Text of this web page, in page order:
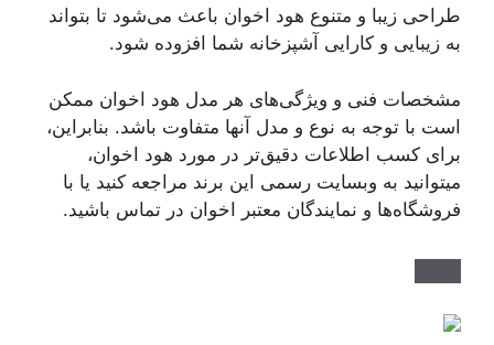
طراحی زیبا و متنوع هود اخوان باعث می‌شود تا بتواند
به زیبایی و کارایی آشپزخانه شما افزوده شود.
مشخصات فنی و ویژگی‌های هر مدل هود اخوان ممکن
است با توجه به نوع و مدل آنها متفاوت باشد. بنابراین،
برای کسب اطلاعات دقیق‌تر در مورد هود اخوان،
میتوانید به وبسایت رسمی این برند مراجعه کنید یا با
فروشگاه‌ها و نمایندگان معتبر اخوان در تماس باشید.